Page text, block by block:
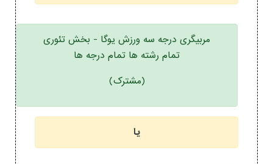
مربیگری درجه سه ورزش یوگا - بخش تئوری
تمام رشته ها تمام درجه ها
(مشترک)
یا